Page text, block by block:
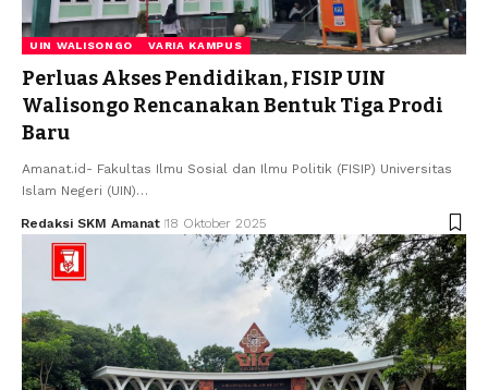
UIN WALISONGO VARIA KAMPUS
Perluas Akses Pendidikan, FISIP UIN
Walisongo Rencanakan Bentuk Tiga Prodi
Baru
Amanat.id- Fakultas Ilmu Sosial dan Ilmu Politik (FISIP) Universitas
Islam Negeri (UIN)…
Redaksi SKM Amanat 18 Oktober 2025